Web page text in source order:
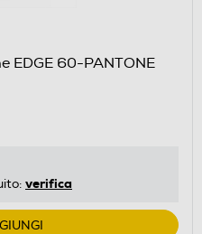
EDGE 60-PANTONE
verifica